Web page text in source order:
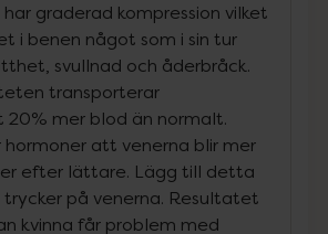
graderad kompression vilket
i benen något som i sin tur
svullnad och åderbråck.
transporterar
20% mer blod än normalt.
att venerna blir mer
efter lättare. Lägg till detta
på venerna. Resultatet
kvinna får problem med